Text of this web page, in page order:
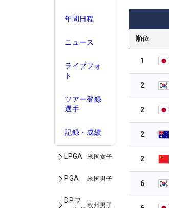
年間日程
ニュース
ライブフォ
ト
ツアー登録
選手
記録・成績
LPGA 米国女子
PGA 米国男子
DPワ
欧州男子
順位
1
2
2
2
2
6